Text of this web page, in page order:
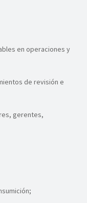
en operaciones y
de revisión e
gerentes,